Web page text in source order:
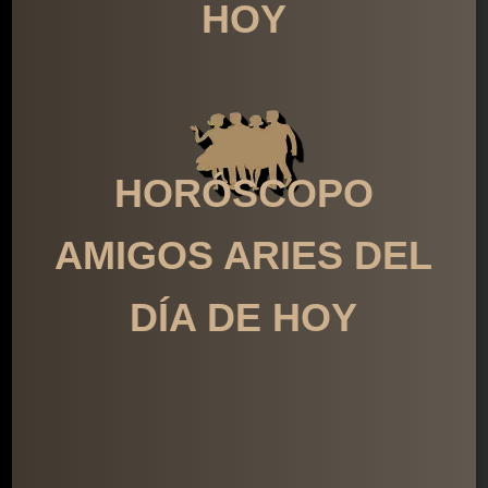
HOY
HORÓSCOPO
AMIGOS ARIES DEL
DÍA DE HOY